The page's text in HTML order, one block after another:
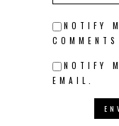
NOTIFY
NOTIFY
EMAIL.